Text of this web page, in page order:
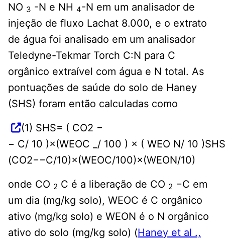
NO 3 -N e NH 4-N em um analisador de
injeção de fluxo Lachat 8.000, e o extrato
de água foi analisado em um analisador
Teledyne-Tekmar Torch C:N para C
orgânico extraível com água e N total. As
pontuações de saúde do solo de Haney
(SHS) foram então calculadas como
(1) SHS= ( CO2 −
− C/ 10 )×(WEOC _/ 100 ) × ( WEO N/ 10
(CO2−−C/10)×(WEOC/100)×(WEON/10)
onde CO 2 C é a liberação de CO 2 −C em
um dia (mg/kg solo), WEOC é C orgânico
ativo (mg/kg solo) e WEON é o N orgânico
ativo do solo (mg/kg solo) (Haney et al .,